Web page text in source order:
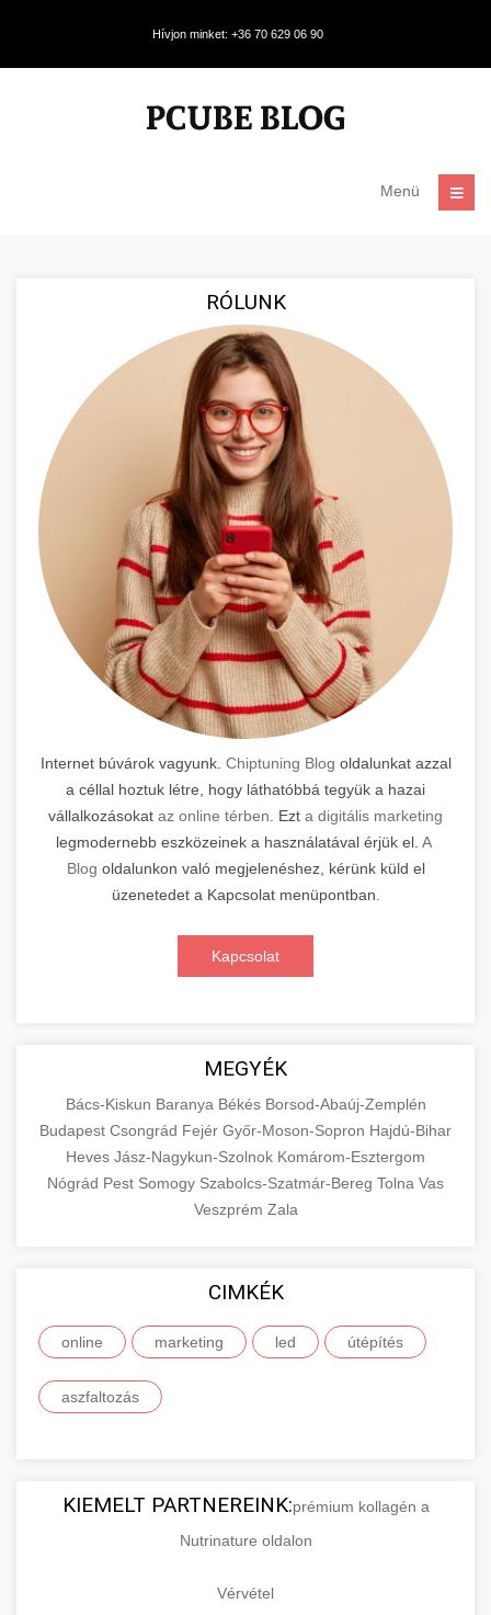
Hívjon minket: +36 70 629 06 90
Menü
RÓLUNK
Internet búvárok vagyunk. Chiptuning Blog oldalunkat azzal
a céllal hoztuk létre, hogy láthatóbbá tegyük a hazai
vállalkozásokat az online térben . Ezt a digitális marketing
legmodernebb eszközeinek a használatával érjük el. A
Blog oldalunkon való megjelenéshez, kérünk küld el
üzenetedet a Kapcsolat menüpontban.
Kapcsolat
MEGYÉK
Bács-Kiskun Baranya Békés Borsod-Abaúj-Zemplén
Budapest Csongrád Fejér Győr-Moson-Sopron Hajdú-Bihar
Heves Jász-Nagykun-Szolnok Komárom-Esztergom
Nógrád Pest Somogy Szabolcs-Szatmár-Bereg Tolna Vas
Veszprém Zala
CIMKÉK
online marketing led útépítés
aszfaltozás
KIEMELT PARTNEREINK:prémium kollagén a
Nutrinature oldalon
Vérvétel